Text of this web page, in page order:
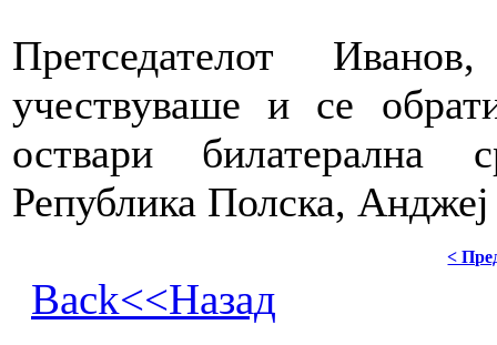
Претседателот
учествуваше и се
оствари билатерална
Република Полска,
<
Back<<Назад